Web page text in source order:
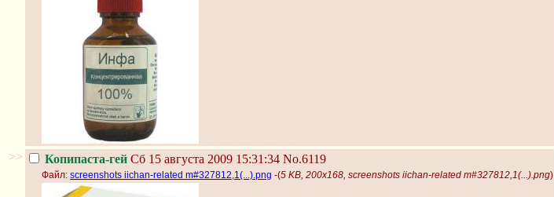
>> Копипаста-гей Сб 15 августа 2009 15:31:34 No.6119
Файл: screenshots iichan-related m#327812,1(...).png -(5 KB, 200x168, screenshots iichan-related m#327812,1(...).png)